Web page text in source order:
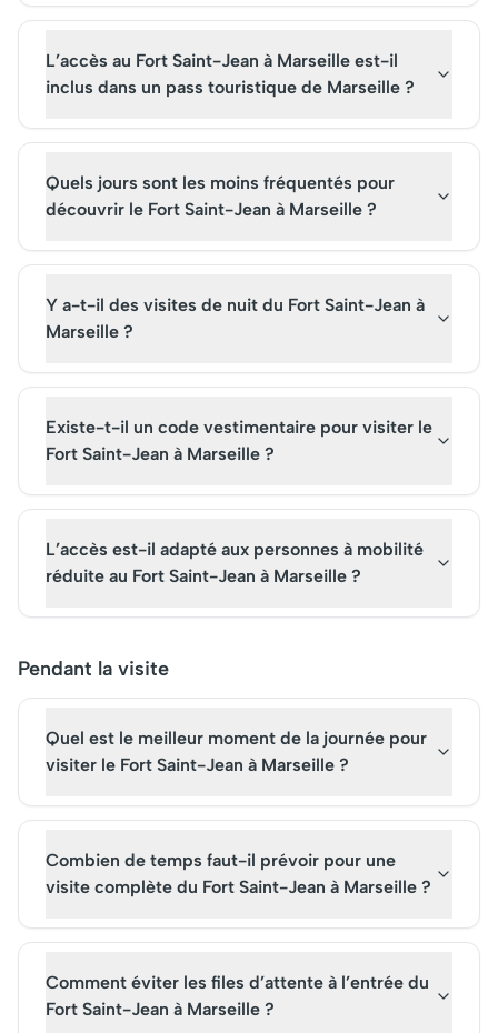
L’accès au Fort Saint-Jean à Marseille est-il
inclus dans un pass touristique de Marseille ?
Quels jours sont les moins fréquentés pour
découvrir le Fort Saint-Jean à Marseille ?
Y a-t-il des visites de nuit du Fort Saint-Jean à
Marseille ?
Existe-t-il un code vestimentaire pour visiter le
Fort Saint-Jean à Marseille ?
L’accès est-il adapté aux personnes à mobilité
réduite au Fort Saint-Jean à Marseille ?
Pendant la visite
Quel est le meilleur moment de la journée pour
visiter le Fort Saint-Jean à Marseille ?
Combien de temps faut-il prévoir pour une
visite complète du Fort Saint-Jean à Marseille ?
Comment éviter les files d’attente à l’entrée du
Fort Saint-Jean à Marseille ?